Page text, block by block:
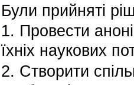
Були прийняті
1. Провести
їхніх наукових
2. Створити